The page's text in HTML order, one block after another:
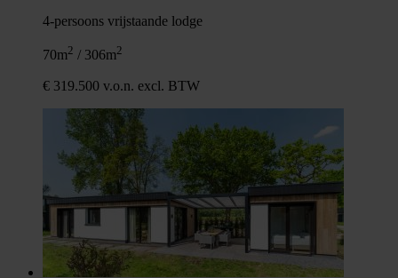
4-persoons vrijstaande lodge
70m2 / 306m2
€ 319.500 v.o.n. excl. BTW